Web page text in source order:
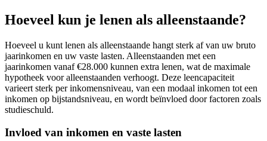
Hoeveel kun je lenen als alleenstaande?
Hoeveel u kunt lenen als alleenstaande hangt sterk af van uw bruto
jaarinkomen en uw vaste lasten. Alleenstaanden met een
jaarinkomen vanaf €28.000 kunnen extra lenen, wat de maximale
hypotheek voor alleenstaanden verhoogt. Deze leencapaciteit
varieert sterk per inkomensniveau, van een modaal inkomen tot een
inkomen op bijstandsniveau, en wordt beïnvloed door factoren zoals
studieschuld.
Invloed van inkomen en vaste lasten